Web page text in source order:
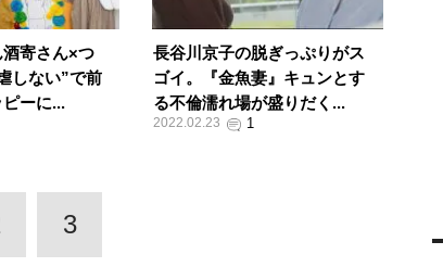
寄さん×つ
しない”で前
ーに...
長谷川京子の脱ぎっぷりがス
ゴイ。『金魚妻』キュンとす
る不倫濡れ場が盛りだく...
2022.02.23
3